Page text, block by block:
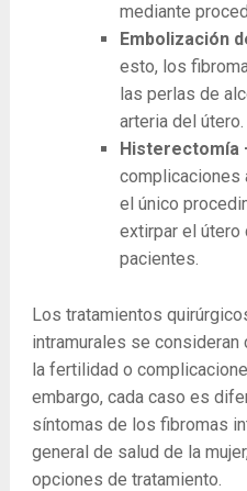
mediante
Embolización
esto, los
las perlas de
arteria del útero.
Histerectomía
complicaciones
el único
extirpar el útero
pacientes.
Los tratamientos
intramurales se consideran
la fertilidad o
embargo, cada caso es
síntomas de los fibromas
general de salud de la
opciones de tratamiento.